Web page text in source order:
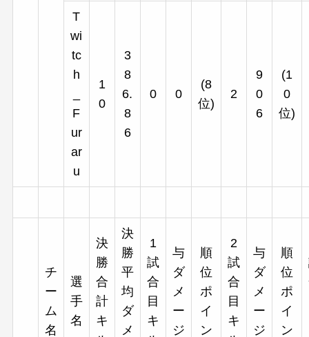
T
wi
tc
h
F
ur
ar
u
1
0
3
8
6.
8
6
0 0
(8
位)
2
9
0
6
(1
0
位)
チ
ー
ム
名
選
手
名
決
勝
合
計
キ
決
勝
平
均
ダ
メ
1
試
合
目
キ
与
ダ
メ
ー
ジ
順
位
ポ
イ
ン
2
試
合
目
キ
与
ダ
メ
ー
ジ
順
位
ポ
イ
ン